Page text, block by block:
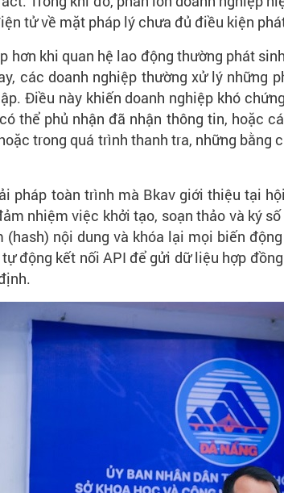
tử về mặt pháp lý chưa đủ điều kiện
hơn khi quan hệ lao động thường phát
các doanh nghiệp thường xử lý những
Điều này khiến doanh nghiệp khó
thể phủ nhận đã nhận thông tin, hoặc
trong quá trình thanh tra, những
pháp toàn trình mà Bkav giới thiệu tại
nhiệm việc khởi tạo, soạn thảo và ký
nội dung và khóa lại mọi biến
động kết nối API để gửi dữ liệu hợp